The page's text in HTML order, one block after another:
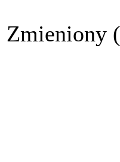
Zmieniony